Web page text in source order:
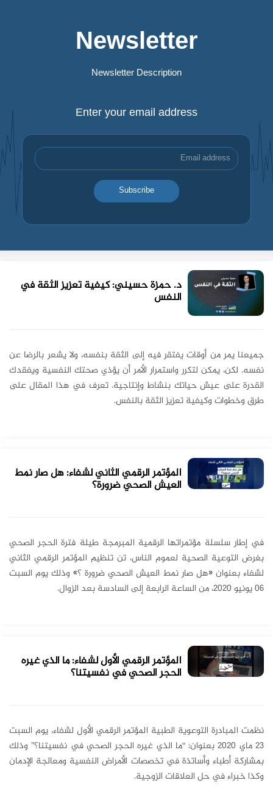
Newsletter
Newsletter Description
Enter your email address
Subscribe
د. حمزة حسيني: كيفية تعزيز الثقة في
النفس
جميعنا يمر من أوقات يفتقر فيه إلى الثقة بنفسه، ولا يشعر بالرضا عن
نفسه. لكن، يمكن لتكرر واستمرار الأمر أن يؤذي صحتك النفسية ويفقدك
القدرة على عيش حياتك بنشاط وإنتاجية. تعرف في هذا المقال على
طرق وخطوات وكيفية تعزيز الثقة بالنفس.
المؤتمر الرقمي الثاني لشفاء: هل صار نمط
العيش الصحي ضرورة؟
في إطار سلسلة مؤتمراتها الرقمية المبرمجة طيلة فترة الحجر الصحي
بغرض التوعية الصحية لعموم الناس، تن تنظيم المؤتمر الرقمي الثاني
لشفاء بعنوان «هل صار نمط العيش الصحي ضرورة ؟» وذلك يوم السبت
06 يونيو 2020، من الساعة الرابعة إلى السادسة بعد الزوال.
المؤتمر الرقمي الأول لشفاء: ما الذي غيره
الحجر الصحي في نفسيتنا؟
نظمت المبادرة التوعوية الطبية المؤتمر الرقمي الأول لشفاء، يوم السبت
23 ماي 2020 بعنوان: “ما الذي غيره الحجر الصحي في نفسيتنا؟” وذلك
بمشاركة أطباء وأساتذة في تخصصات الأمراض النفسية ومعالجة الإدمان
وكذا خبراء في حل العلاقات الزوجية.